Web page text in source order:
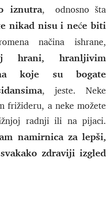
iznutra, odnosno šta
nikad nisu i neće biti
načina ishrane,
hrani, hranljivim
koje su bogate
, jeste. Neke
frižideru, a neke možete
radnji ili na pijaci.
namirnica za lepši,
zdraviji izgled